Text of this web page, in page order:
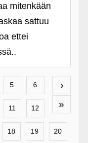
mitenkään
sattuu
ettei
›
»
5 6
11 12
18 19 20